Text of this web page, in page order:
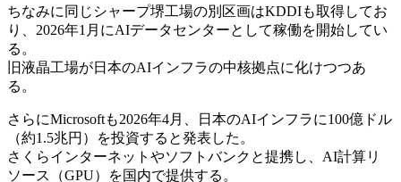
ちなみに同じシャープ堺工場の別区画はKDDIも取得してお
り、2026年1月にAIデータセンターとして稼働を開始してい
る。
旧液晶工場が日本のAIインフラの中核拠点に化けつつあ
る。
さらにMicrosoftも2026年4月、日本のAIインフラに100億ドル
（約1.5兆円）を投資すると発表した。
さくらインターネットやソフトバンクと提携し、AI計算リ
ソース（GPU）を国内で提供する。